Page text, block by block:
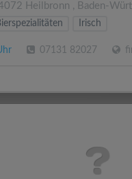
Heilbronn , Baden-
Irisch
07131 82027